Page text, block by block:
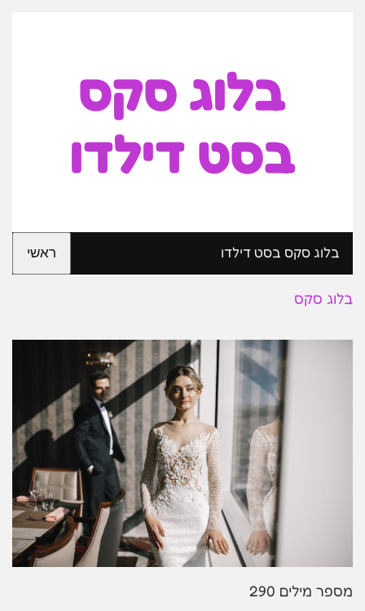
בלוג סקס
בסט דילדו
בלוג סקס בסט דילדו ראשי
בלוג סקס
מספר מילים 290